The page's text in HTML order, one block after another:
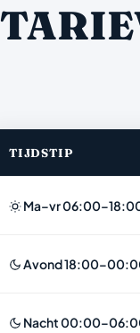
TIJDSTIP
Ma–vr
Avond
Nacht